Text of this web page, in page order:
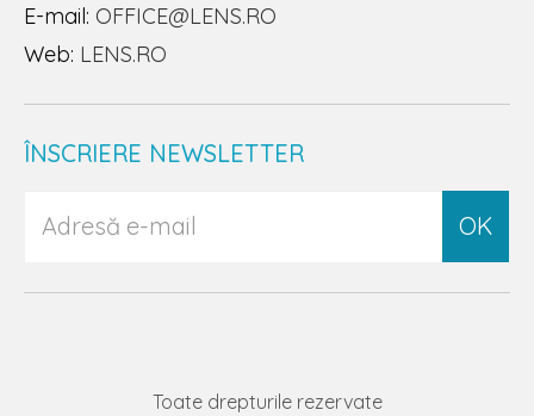
E-mail: OFFICE@LENS.RO
Web: LENS.RO
ÎNSCRIERE NEWSLETTER
OK
Toate drepturile rezervate